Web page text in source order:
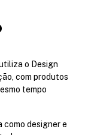
o Design
com produtos
tempo
como designer e